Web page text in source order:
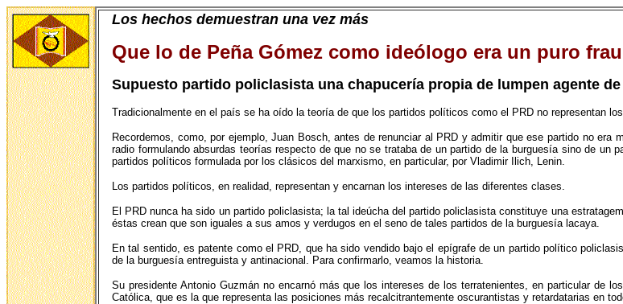
Los hechos demuestran una vez más
Que lo de Peña Gómez como ideólogo era un puro
Supuesto partido policlasista una chapucería propia de lumpen agente
Tradicionalmente en el país se ha oído la teoría de que los partidos políticos como el PRD no representan
Recordemos, como, por ejemplo, Juan Bosch, antes de renunciar al PRD y admitir que ese partido no
radio formulando absurdas teorías respecto de que no se trataba de un partido de la burguesía sino de
partidos políticos formulada por los clásicos del marxismo, en particular, por Vladimir Ilich, Lenin.
Los partidos políticos, en realidad, representan y encarnan los intereses de las diferentes clases.
El PRD nunca ha sido un partido policlasista; la tal ideúcha del partido policlasista constituye una
éstas crean que son iguales a sus amos y verdugos en el seno de tales partidos de la burguesía lacaya.
En tal sentido, es patente como el PRD, que ha sido vendido bajo el epígrafe de un partido político
de la burguesía entreguista y antinacional. Para confirmarlo, veamos la historia.
Su presidente Antonio Guzmán no encarnó más que los intereses de los terratenientes, en particular de
Católica, que es la que representa las posiciones más recalcitrantemente oscurantistas y retardatarias en